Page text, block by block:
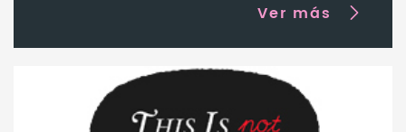
Ver más